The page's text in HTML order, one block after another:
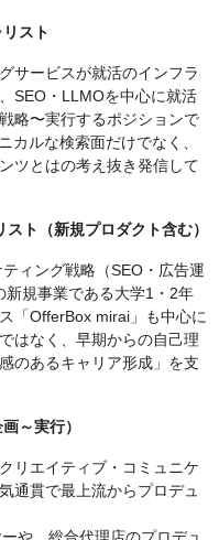
スト
サービスが就活のインフラ
SEO・LLMOを中心に就活
略〜実行するポジションで
カルな検索面だけでなく、
ツとはの考え抜き発信して
ト（新規プロダクト含む）
ィング戦略（SEO・広告運
規事業である大学1・2年
「OfferBox mirai」も中心に
はなく、早期からの自己理
のあるキャリア形成」を支
～実行）
リエイティブ・コミュニケ
通貫で最上流からプロデュ